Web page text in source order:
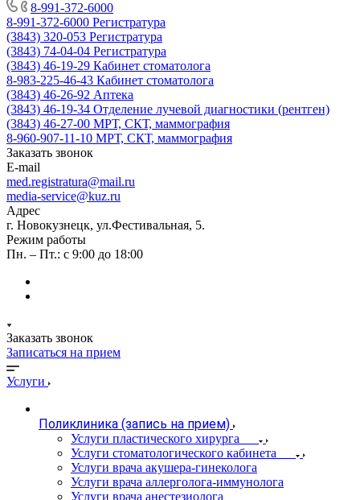
8-991-372-6000
8-991-372-6000 Регистратура
(3843) 320-053 Регистратура
(3843) 74-04-04 Регистратура
(3843) 46-19-29 Кабинет стоматолога
8-983-225-46-43 Кабинет стоматолога
(3843) 46-26-92 Аптека
(3843) 46-19-34 Отделение лучевой диагностики (рентген)
(3843) 46-27-00 МРТ, СКТ, маммография
8-960-907-11-10 МРТ, СКТ, маммография
Заказать звонок
E-mail
med.registratura@mail.ru
media-service@kuz.ru
Адрес
г. Новокузнецк, ул.Фестивальная, 5.
Режим работы
Пн. – Пт.: с 9:00 до 18:00
Заказать звонок
Записаться на прием
Услуги
Поликлиника (запись на прием)
Услуги пластического хирурга
Услуги стоматологического кабинета
Услуги врача акушера-гинеколога
Услуги врача аллерголога-иммунолога
Услуги врача анестезиолога